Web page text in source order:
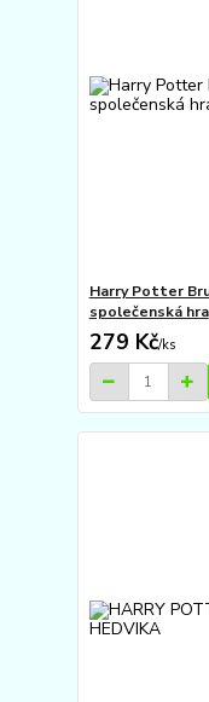
Harry Potter
společenská hra
279 Kč/ks